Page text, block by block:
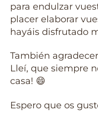
para endulzar
placer elaborar
hayáis disfrutado
También
Lleí, que siempre
casa! 😄
Espero que os